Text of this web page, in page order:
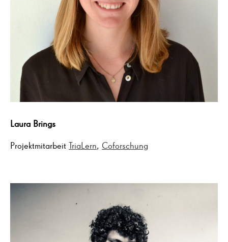
Laura Brings
Projektmitarbeit TriaLern, Coforschung